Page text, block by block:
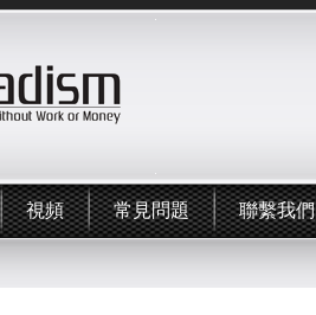
視頻 常見問題 聯繫我們